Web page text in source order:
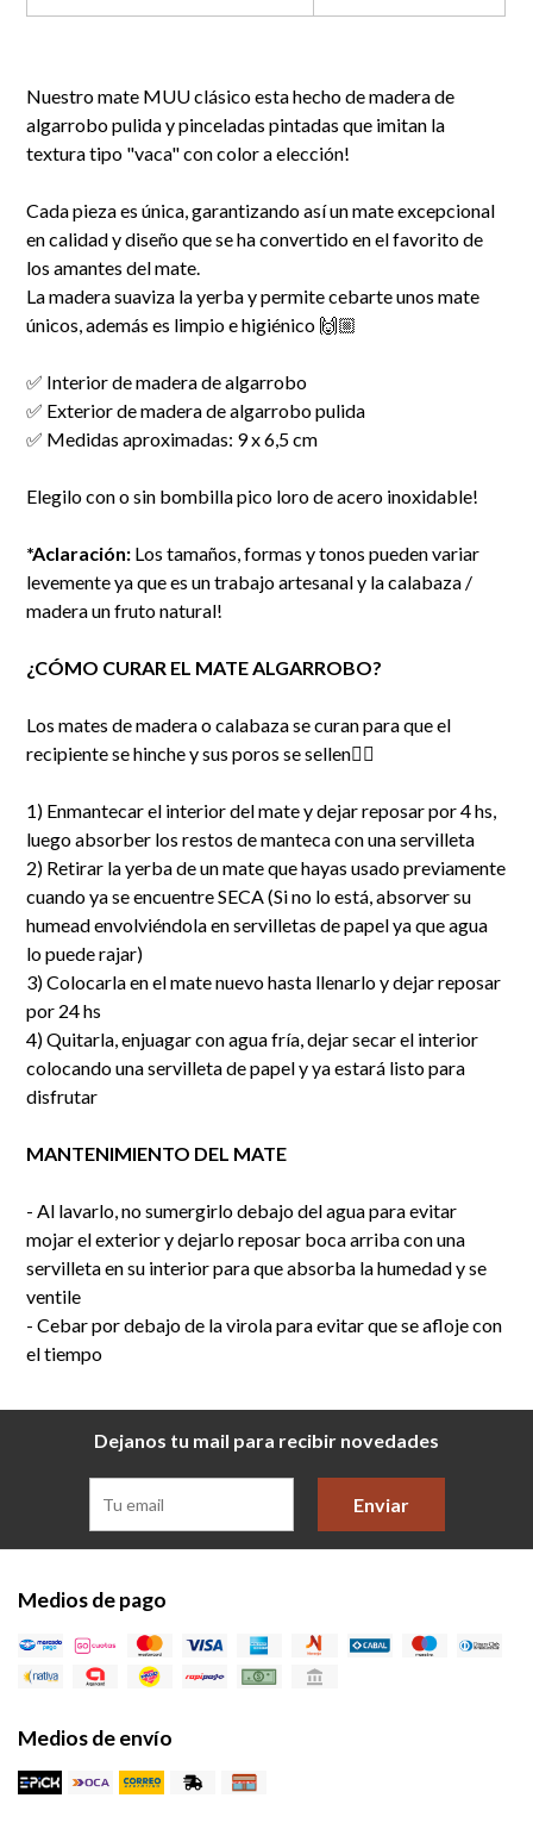
Nuestro mate MUU clásico esta hecho de madera de
algarrobo pulida y pinceladas pintadas que imitan la
textura tipo "vaca" con color a elección!
Cada pieza es única, garantizando así un mate excepcional
en calidad y diseño que se ha convertido en el favorito de
los amantes del mate.
La madera suaviza la yerba y permite cebarte unos mate
únicos, además es limpio e higiénico 🙌🏼
✅ Interior de madera de algarrobo
✅ Exterior de madera de algarrobo pulida
✅ Medidas aproximadas: 9 x 6,5 cm
Elegilo con o sin bombilla pico loro de acero inoxidable!
*Aclaración: Los tamaños, formas y tonos pueden variar
levemente ya que es un trabajo artesanal y la calabaza /
madera un fruto natural!
¿CÓMO CURAR EL MATE ALGARROBO?
Los mates de madera o calabaza se curan para que el
recipiente se hinche y sus poros se sellen👇🏻
1) Enmantecar el interior del mate y dejar reposar por 4 hs,
luego absorber los restos de manteca con una servilleta
2) Retirar la yerba de un mate que hayas usado previamente
cuando ya se encuentre SECA (Si no lo está, absorver su
humead envolviéndola en servilletas de papel ya que agua
lo puede rajar)
3) Colocarla en el mate nuevo hasta llenarlo y dejar reposar
por 24 hs
4) Quitarla, enjuagar con agua fría, dejar secar el interior
colocando una servilleta de papel y ya estará listo para
disfrutar
MANTENIMIENTO DEL MATE
- Al lavarlo, no sumergirlo debajo del agua para evitar
mojar el exterior y dejarlo reposar boca arriba con una
servilleta en su interior para que absorba la humedad y se
ventile
- Cebar por debajo de la virola para evitar que se afloje con
el tiempo
Dejanos tu mail para recibir novedades
Enviar
Medios de pago
Medios de envío